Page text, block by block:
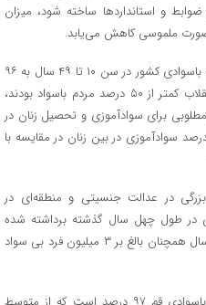
و استانداردها ساخته شود، میزان
صورت ملموسی کاهش می‌یابد.
مدیر حوزه‌های علمیه با بیان اینکه، ضریب باسوادی کشور در سن ۱۰ تا ۴۹ سال به ۹۶
درصد رسیده است در حالی که پیش از انقلاب کمتر از ۵۰ درصد مردم باسواد بودند،
برای سوادآموزی و تحصیل زنان در
سوادآموزی در بین زنان در مقایسه با
در عدالت جنسیتی و منطقه‌ای در
در طول چهل سال گذشته برداشته شده
است، ادامه داد: در ضریب سنی ۱۰ تا ۴۹ سال همچنان بالغ بر ۳ میلیون فرد بی سواد